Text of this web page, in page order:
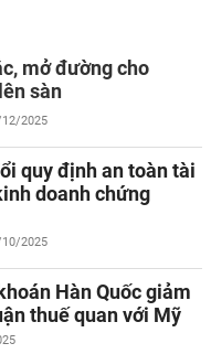
mở đường cho
sàn
2025
quy định an toàn tài
doanh chứng
2025
Hàn Quốc giảm
thuế quan với Mỹ